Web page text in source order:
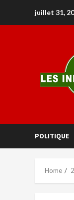
juillet 31,
POLITIQUE
Home